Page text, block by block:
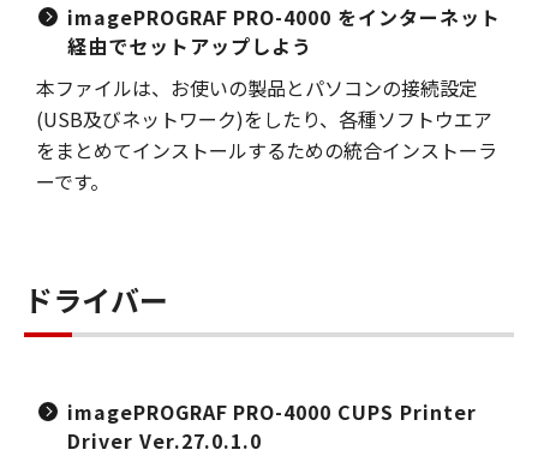
imagePROGRAF PRO-4000 をインターネット
経由でセットアップしよう
本ファイルは、お使いの製品とパソコンの接続設定
(USB及びネットワーク)をしたり、各種ソフトウエア
をまとめてインストールするための統合インストーラ
ーです。
ドライバー
imagePROGRAF PRO-4000 CUPS Printer
Driver Ver.27.0.1.0